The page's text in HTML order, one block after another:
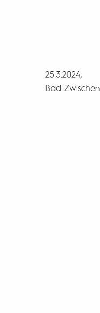
25.3.2024
Bad